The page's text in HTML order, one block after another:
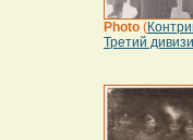
Photo (
Третий